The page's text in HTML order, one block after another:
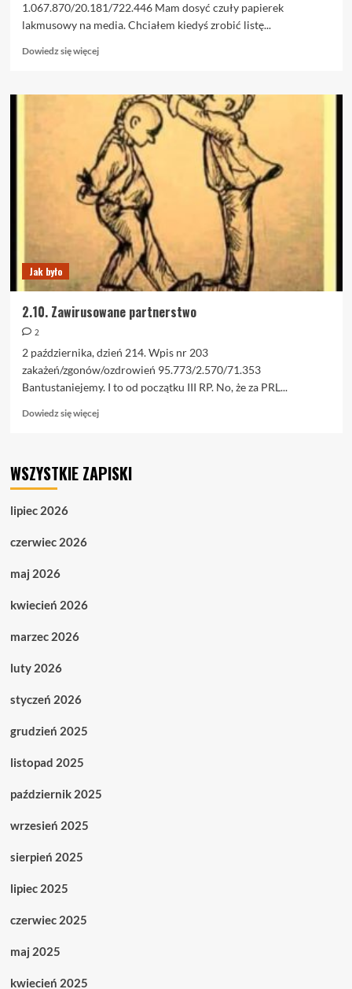
1.067.870/20.181/722.446 Mam dosyć czuły papierek
lakmusowy na media. Chciałem kiedyś zrobić listę...
Dowiedz się więcejDowiedz
o
7.12.
Onuca
podszyta
cyrylicą
Jak było
2.10. Zawirusowane partnerstwo
2
2 października, dzień 214. Wpis nr 203
zakażeń/zgonów/ozdrowień 95.773/2.570/71.353
Bantustaniejemy. I to od początku III RP. No, że za PRL...
Dowiedz się więcejDowiedz
2.10.
WSZYSTKIE ZAPISKI
lipiec 2026
czerwiec 2026
maj 2026
kwiecień 2026
marzec 2026
luty 2026
styczeń 2026
grudzień 2025
listopad 2025
październik 2025
wrzesień 2025
sierpień 2025
lipiec 2025
czerwiec 2025
maj 2025
kwiecień 2025